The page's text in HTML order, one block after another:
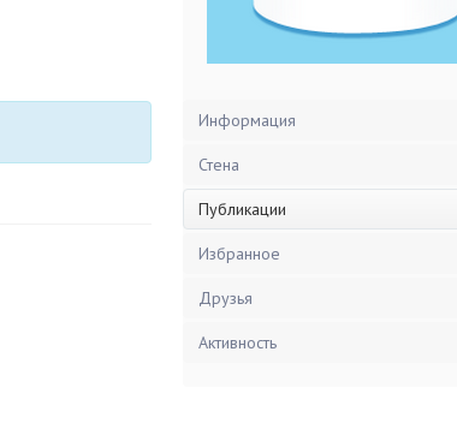
Информация
Стена
Публикации
Избранное
Друзья
Активность